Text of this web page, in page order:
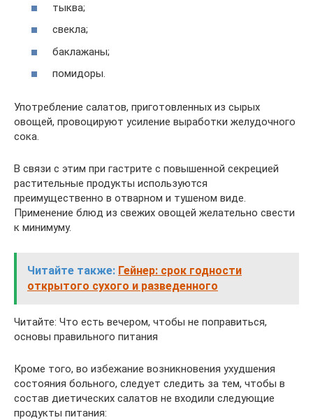
тыква;
свекла;
баклажаны;
помидоры.
Употребление салатов, приготовленных из сырых
овощей, провоцируют усиление выработки желудочного
сока.
В связи с этим при гастрите с повышенной секрецией
растительные продукты используются
преимущественно в отварном и тушеном виде.
Применение блюд из свежих овощей желательно свести
к минимуму.
Читайте также: Гейнер: срок годности
открытого сухого и разведенного
Читайте: Что есть вечером, чтобы не поправиться,
основы правильного питания
Кроме того, во избежание возникновения ухудшения
состояния больного, следует следить за тем, чтобы в
состав диетических салатов не входили следующие
продукты питания: